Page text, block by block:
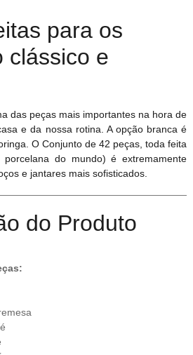
para os
clássico e
das peças mais importantes na hora de
e da nossa rotina. A opção branca é
O Conjunto de 42 peças, toda feita
do mundo) é extremamente
e jantares mais sofisticados.
do Produto